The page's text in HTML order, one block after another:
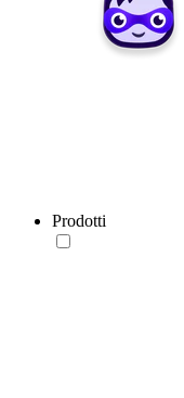
Prodotti